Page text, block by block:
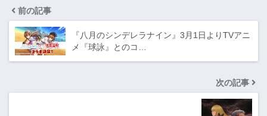
前の記事
『八月のシンデレラナイン』3月1日よりTVアニ
メ『球詠』とのコ…
次の記事